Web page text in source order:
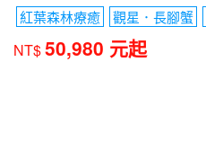
紅葉森林療癒 觀星．長腳蟹
NT$50,980 元起